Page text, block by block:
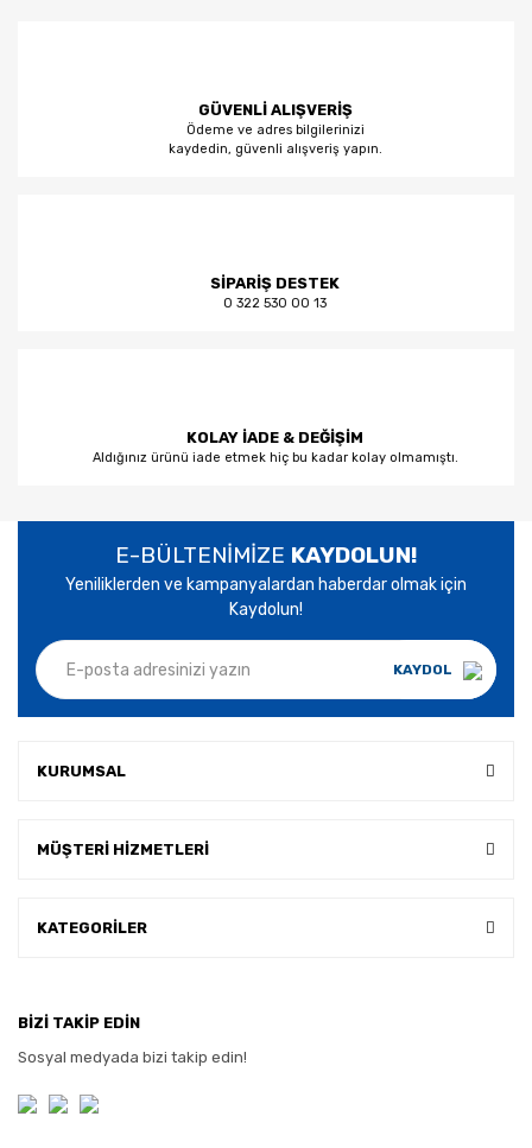
GÜVENLİ ALIŞVERİŞ
Ödeme ve adres bilgilerinizi
kaydedin, güvenli alışveriş yapın.
SİPARİŞ DESTEK
0 322 530 00 13
KOLAY İADE & DEĞİŞİM
Aldığınız ürünü iade etmek hiç bu kadar kolay olmamıştı.
E-BÜLTENİMİZE KAYDOLUN!
Yeniliklerden ve kampanyalardan haberdar olmak için
Kaydolun!
KAYDOL
KURUMSAL
MÜŞTERİ HİZMETLERİ
KATEGORİLER
BİZİ TAKİP EDİN
Sosyal medyada bizi takip edin!